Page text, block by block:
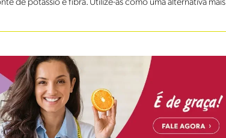
de potássio e fibra. Utilize-as como uma alternativa mais